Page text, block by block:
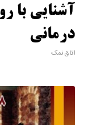
آشنایی با
درمانی
اتاق نمک